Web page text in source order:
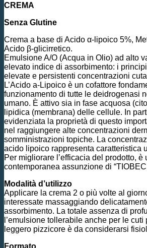
CREMA
Senza Glutine
Crema a base di Acido α-lipoico 5%,
Acido β-glicirretico.
Emulsione A/O (Acqua in Olio) ad alto
elevato indice di assorbimento: i
elevate e persistenti concentrazioni
L’Acido a-Lipoico è un cofattore
funzionamento di tutte le deidrogenasi
umano. È attivo sia in fase acquosa
lipidica (membrana) delle cellule. In
evidenziata la proprietà di questo
nel raggiungere alte concentrazioni
somministrazioni topiche. La
acido lipoico rappresenta caratteristica
Per migliorare l’efficacia del prodotto, è
contemporanea assunzione di
Modalità d’utilizzo
Applicare la crema 2 o più volte al
interessate massaggiando
assorbimento. La totale assenza di
l’emulsione tollerabile anche per le
leggero pizzicore è da considerarsi
Formato